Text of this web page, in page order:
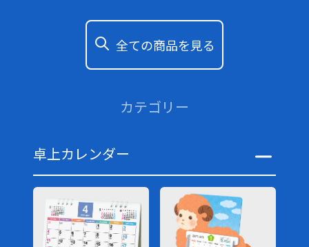
全ての商品を見る
カテゴリー
卓上カレンダー